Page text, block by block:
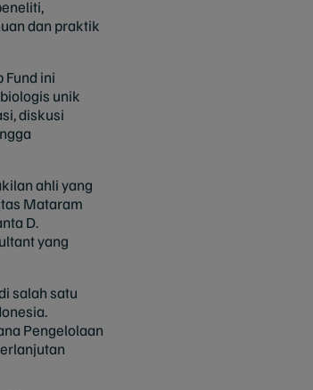
dan praktik
Fund ini
unik
diskusi
ahli yang
Mataram
D.
yang
salah satu
Pengelolaan